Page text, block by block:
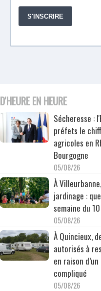
D'HEURE EN HEURE
Sécheresse :
préfets le
agricoles en
Bourgogne
05/08/26
À
jardinage :
semaine du
05/08/26
À Quincieux,
autorisés à
en raison
compliqué
05/08/26